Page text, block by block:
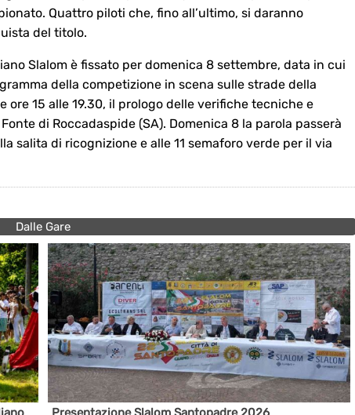
Quattro piloti che, fino all’ultimo, si daranno
del titolo.
Slalom è fissato per domenica 8 settembre, data in cui
della competizione in scena sulle strade della
ore 15 alle 19.30, il prologo delle verifiche tecniche e
di Roccadaspide (SA). Domenica 8 la parola passerà
salita di ricognizione e alle 11 semaforo verde per il via
Dalle Gare